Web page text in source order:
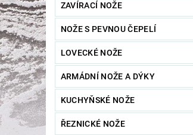
ZAVÍRACÍ NOŽE
NOŽE S PEVNOU ČEPELÍ
LOVECKÉ NOŽE
ARMÁDNÍ NOŽE A DÝKY
KUCHYŇSKÉ NOŽE
ŘEZNICKÉ NOŽE